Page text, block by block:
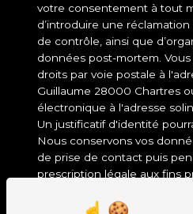
votre consentement à tout
d’introduire une
de contrôle, ainsi que
données post-mortem.
droits par voie postale à
Guillaume 28000 Chartres
électronique à l'adresse
Un justificatif d'identité
Nous conservons vos
de prise de contact puis
prescription légale aux fins
gestion des contentieux.
inscrire sur la liste